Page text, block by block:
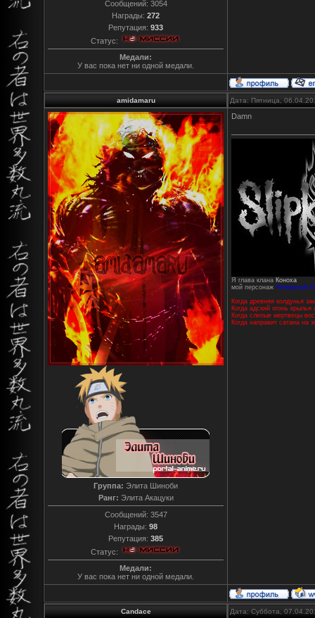
Сообщений: 3054
Награды: 272
Репутация: 933
Статус:
Медали:
У вас пока нет ни одной медали.
amidamaru Дата: Пятница,
Группа: Элита Шиноби
Ранг: Элита Акацуки
Сообщений: 3547
Награды: 98
Репутация: 385
Статус:
Медали:
У вас пока нет ни одной медали.
Damn
Я глава клана Коноха
мой персонаж Четвертый
Когда древняя колдунья
Когда адский огонь крылья
Когда слепые мертвецы
Когда направит сатана на
Candace Дата: Суббота,